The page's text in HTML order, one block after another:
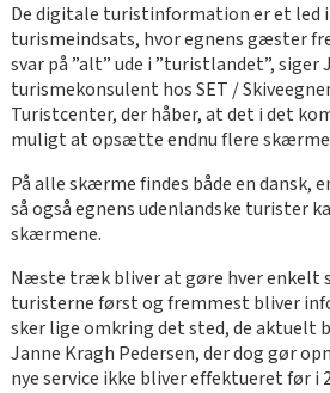
De digitale turistinformation er et led
turismeindsats, hvor egnens gæster
svar på ”alt” ude i ”turistlandet”, siger
turismekonsulent hos SET /
Turistcenter, der håber, at det i det
muligt at opsætte endnu flere skærme
På alle skærme findes både en dansk,
så også egnens udenlandske turister
skærmene.
Næste træk bliver at gøre hver enkelt
turisterne først og fremmest bliver
sker lige omkring det sted, de aktuelt
Janne Kragh Pedersen, der dog gør
nye service ikke bliver effektueret før i